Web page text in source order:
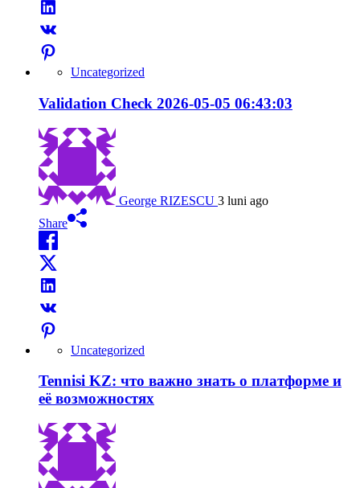
Uncategorized
Validation Check 2026-05-05 06:43:03
George RIZESCU 3 luni ago
Share
Uncategorized
Tennisi KZ: что важно знать о платформе и
её возможностях